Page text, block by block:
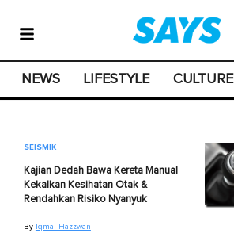
NEWS LIFESTYLE CULTURE
SEISMIK
Kajian Dedah Bawa Kereta Manual
Kekalkan Kesihatan Otak &
Rendahkan Risiko Nyanyuk
By Iqmal Hazzwan